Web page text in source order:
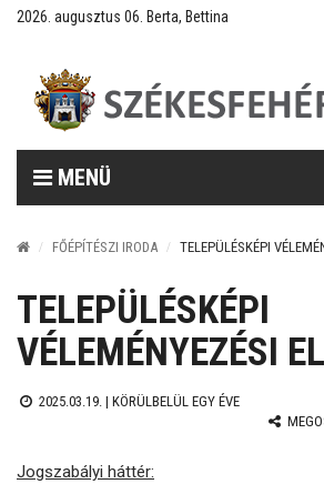
2026. augusztus 06. Berta, Bettina
MENÜ
FŐÉPÍTÉSZI IRODA TELEPÜLÉSKÉPI
TELEPÜLÉSKÉPI
VÉLEMÉNYEZÉSI
2025.03.19. | KÖRÜLBELÜL EGY ÉVE
Jogszabályi háttér: